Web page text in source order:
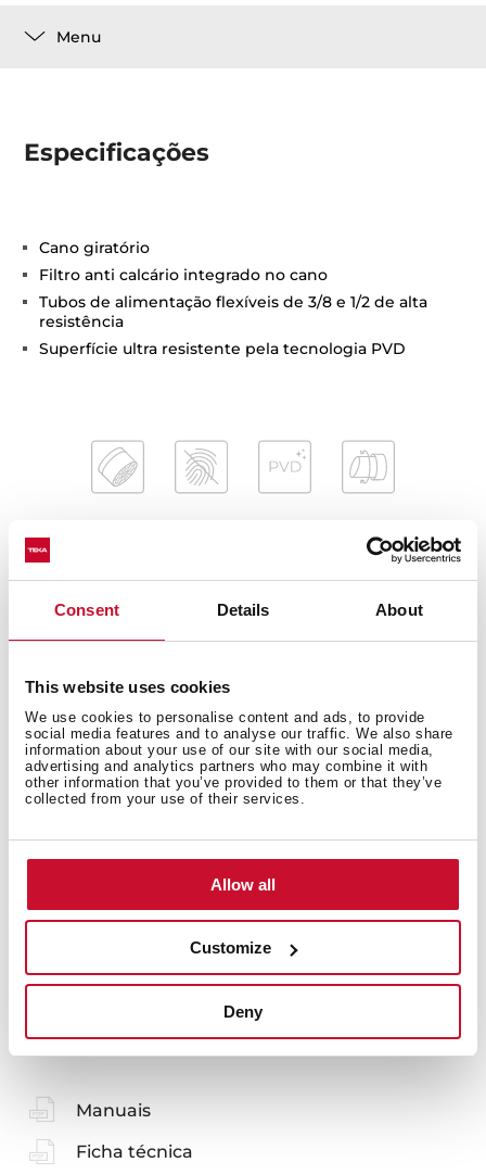
Consent Details About
This website uses cookies
We use cookies to personalise content and ads, to provide
social media features and to analyse our traffic. We also share
information about your use of our site with our social media,
advertising and analytics partners who may combine it with
other information that you’ve provided to them or that they’ve
collected from your use of their services.
Allow all
Customize
Deny
Menu
Especificações
Cano giratório
Filtro anti calcário integrado no cano
Tubos de alimentação flexíveis de 3/8 e 1/2 de alta
resistência
Superfície ultra resistente pela tecnologia PVD
Medidas interiores
Medidas gerais
Modelos
Manuais
Ficha técnica